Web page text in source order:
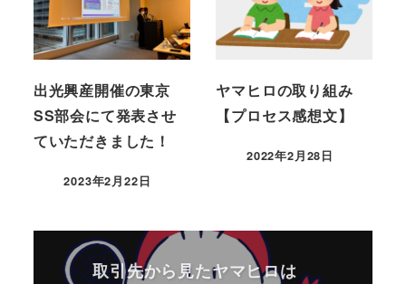
出光興産開催の東京
SS部会にて発表させ
ていただきました！
2023年2月22日
ヤマヒロの取り組み
【プロセス感想文】
2022年2月28日
取引先から見たヤマヒロは